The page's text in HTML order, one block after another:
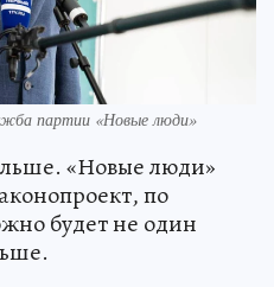
партии «Новые люди»
«Новые люди»
по
будет не один